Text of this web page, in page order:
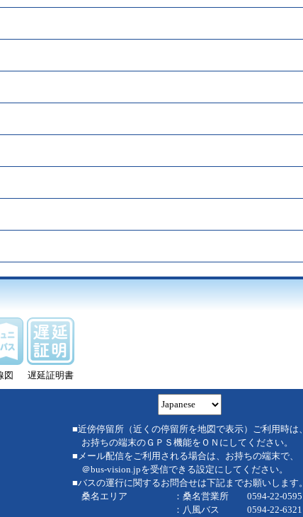
図 遅延証明書
■近傍停留所（近くの停留所を地図で表示）ご利用時は、
お持ちの端末のＧＰＳ機能をＯＮにしてください。
■メール配信をご利用される場合は、お持ちの端末で、
＠bus-vision.jpを受信できる設定にしてください。
■バスの運行に関するお問合せは下記までお願いします。
桑名エリア ：桑名営業所 0594-22-0595
：八風バス 0594-22-6321